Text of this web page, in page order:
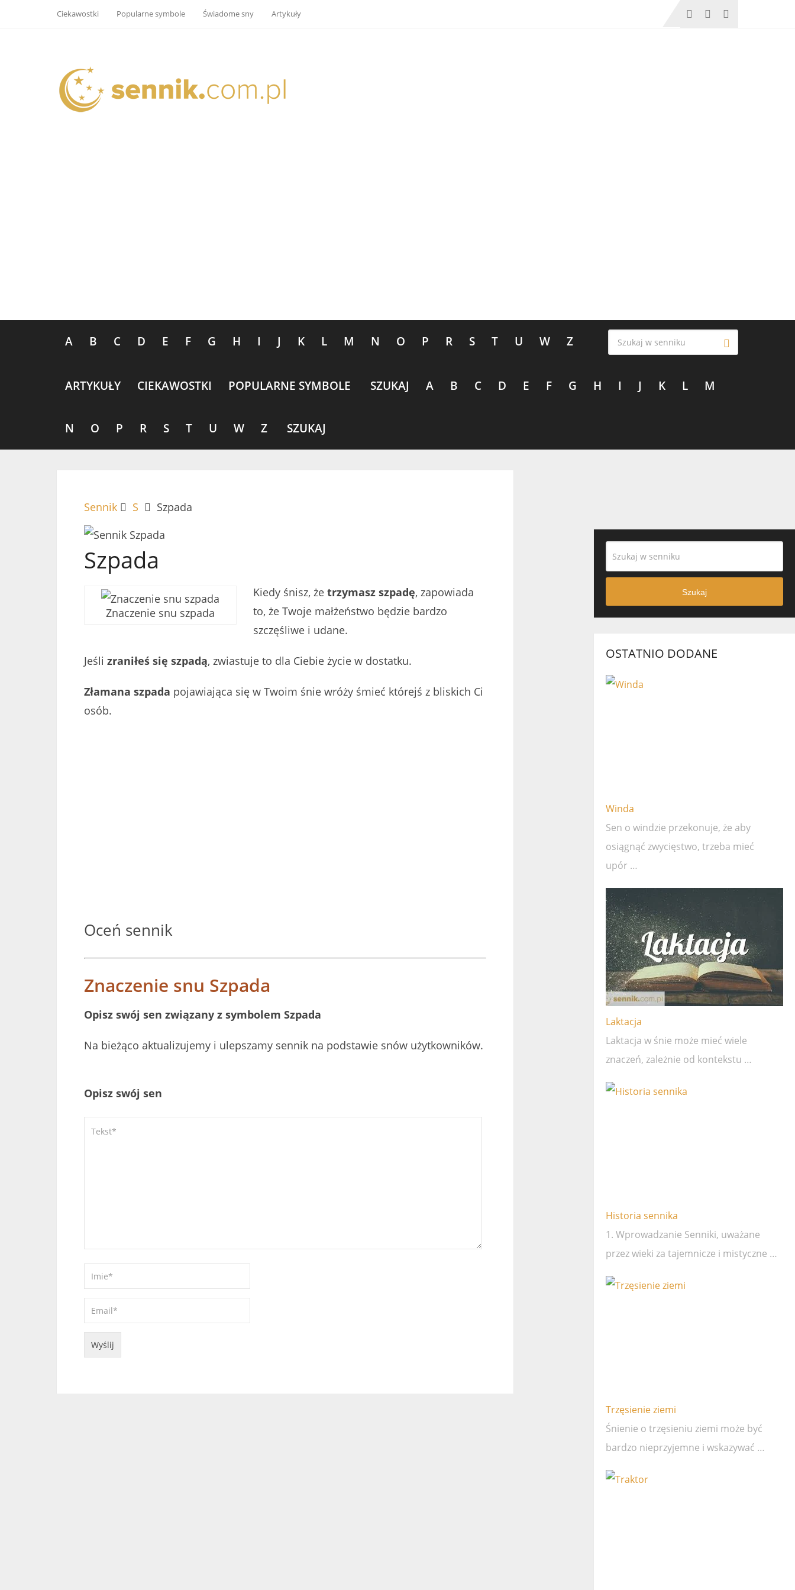
Ciekawostki Popularne symbole Świadome sny Artykuły
A B C D E F G H I J K L M N O P R S T U W Z
ARTYKUŁY CIEKAWOSTKI POPULARNE SYMBOLE SZUKAJ A B C D E F G H I J K L M
N O P R S T U W Z SZUKAJ
Sennik S Szpada
Szpada
Znaczenie snu szpada
Kiedy śnisz, że trzymasz szpadę, zapowiada
to, że Twoje małżeństwo będzie bardzo
szczęśliwe i udane.
Jeśli zraniłeś się szpadą, zwiastuje to dla Ciebie życie w dostatku.
Złamana szpada pojawiająca się w Twoim śnie wróży śmieć którejś z bliskich Ci
osób.
Oceń sennik
Znaczenie snu Szpada
Opisz swój sen związany z symbolem Szpada
Na bieżąco aktualizujemy i ulepszamy sennik na podstawie snów użytkowników.
Opisz swój sen
Szukaj
OSTATNIO DODANE
Winda
Sen o windzie przekonuje, że ​​aby
osiągnąć zwycięstwo, trzeba mieć
upór …
Laktacja
Laktacja w śnie może mieć wiele
znaczeń, zależnie od kontekstu …
Historia sennika
1. Wprowadzanie Senniki, uważane
przez wieki za tajemnicze i mistyczne …
Trzęsienie ziemi
Śnienie o trzęsieniu ziemi może być
bardzo nieprzyjemne i wskazywać …